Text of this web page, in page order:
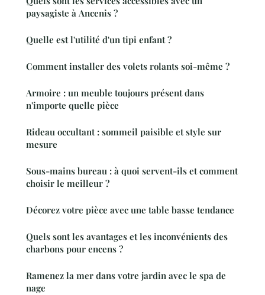
paysagiste à Ancenis ?
Quelle est l'utilité d'un tipi enfant ?
Comment installer des volets rolants soi-même ?
Armoire : un meuble toujours présent dans
n'importe quelle pièce
Rideau occultant : sommeil paisible et style sur
mesure
Sous-mains bureau : à quoi servent-ils et comment
choisir le meilleur ?
Décorez votre pièce avec une table basse tendance
Quels sont les avantages et les inconvénients des
charbons pour encens ?
Ramenez la mer dans votre jardin avec le spa de
nage